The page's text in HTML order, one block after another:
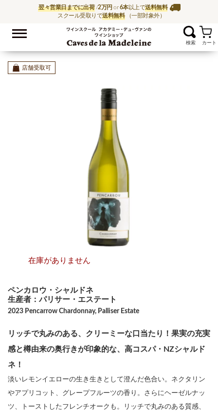
翌々営業日までに出荷/2万円 or6本以上で送料無料
スクール受取りで送料無料 （一部対象外）
ワイン通販ならワイ
お気に入
店舗受取可
在庫がありません
ペンカロウ・シャルドネ
生産者：パリサー・エステート
2023 Pencarrow Chardonnay, Palliser Estate
リッチで丸みのある、クリーミーな口当たり！果実の充実
感と樽由来の奥行きが印象的な、高コスパ・NZシャルド
ネ！
淡いレモンイエローの生き生きとして澄んだ色合い。ネクタリン
やアプリコット、グレープフルーツの香り。さらにヘーゼルナッ
ツ、トーストしたフレンチオークも。リッチで丸みのある質感、